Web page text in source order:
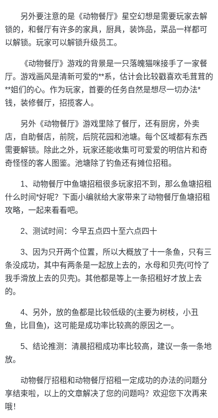
另外要注意的是《动物餐厅》星空幻想是需要玩家去解
锁的，和餐厅有许多的家具，厨具，装饰品，菜品一样都可
以解锁。玩家可以解锁升级员工。
《动物餐厅》游戏的背景是一只落魄猫咪接手了一家餐
厅。游戏画风是清新可爱的**系，估计会比较戳喜欢毛茸茸的
**姐们的心。作为玩家，首要的任务自然是想尽一切办法*
钱，装修餐厅，招揽客人。
另外《动物餐厅》游戏里除了餐厅，还有厨房，外卖
店，自助餐店，前院，后院花园和池塘。每个区域都有东西
需要解锁。除此之外，玩家还能收集可可爱爱的明信片和奇
奇怪怪的客人图鉴。池塘除了钓鱼还有摊位招租。
1、动物餐厅中鱼塘招租很多玩家招不到，那么鱼塘招租
什么时间*好呢？下面小编就给大家带来了动物餐厅鱼塘招租
攻略，一起来看看吧。
2、测试时间：今早五点四十至六点四十
3、因为只开两个位置，所以大概放了十一条鱼，只有三
条没成功，其中有两条是一起放上去的，水母和贝壳(可怜了
我手滑放上去的贝壳)。其他都是等上一条招租好才放上去
的。
4、另外，放的鱼都是比较低级的(主要为树枝，小丑
鱼，比目鱼)，这可能是成功率比较高的原因之一。
5、结论推测：清晨招租成功率比较高，建议一条一条地
放。
动物餐厅招租和动物餐厅招租一定成功的办法的问题分
享结束啦，以上的文章解决了您的问题吗？欢迎您下次再来
哦！